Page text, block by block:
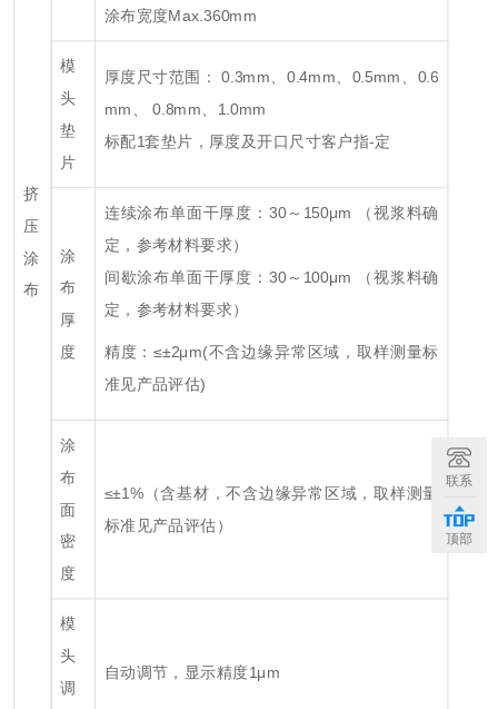
挤
压
涂
布
涂布宽度Max.360mm
模
头
垫
片
厚度尺寸范围： 0.3mm、0.4mm、0.5mm、0.6
mm、 0.8mm、1.0mm
标配1套垫片，厚度及开口尺寸客户指-定
涂
布
厚
度
连续涂布单面干厚度：30～150μm （视浆料确
定，参考材料要求）
间歇涂布单面干厚度：30～100μm （视浆料确
定，参考材料要求）
精度：≤±2μm(不含边缘异常区域，取样测量标
准见产品评估)
涂
布
面
密
度
≤±1%（含基材，不含边缘异常区域，取样测量
标准见产品评估）
模
头
调
自动调节，显示精度1μm
联系
顶部